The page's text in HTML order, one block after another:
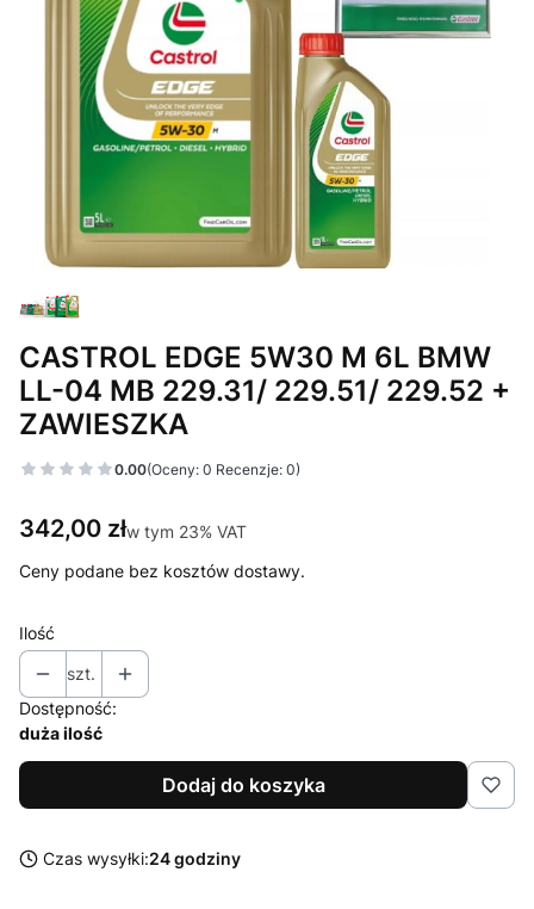
CASTROL EDGE 5W30 M 6L BMW
LL-04 MB 229.31/ 229.51/ 229.52 +
ZAWIESZKA
0.00(Oceny: 0 Recenzje: 0)
Cena
342,00 złw tym 23% VAT
w tym 23% VAT
Ceny podane bez kosztów dostawy.
Ilość
szt.
Dostępność:
duża ilość
Dodaj do koszyka
Czas wysyłki:24 godziny